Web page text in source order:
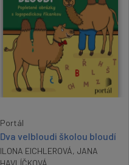
Portál
Dva velbloudi školou bloudí
ILONA EICHLEROVÁ, JANA
HAVLÍČKOVÁ